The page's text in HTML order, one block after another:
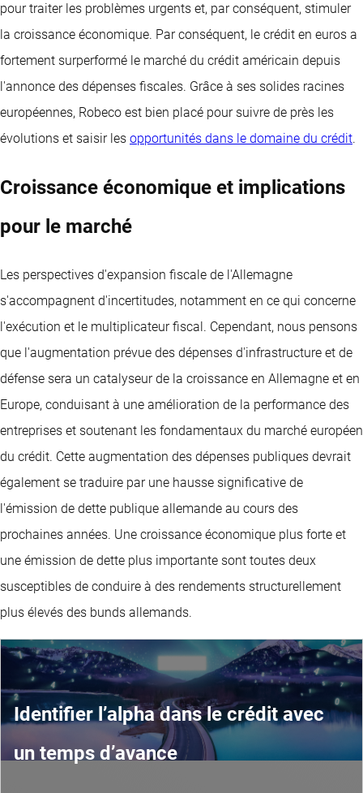
pour traiter les problèmes urgents et, par conséquent, stimuler
la croissance économique. Par conséquent, le crédit en euros a
fortement surperformé le marché du crédit américain depuis
l'annonce des dépenses fiscales. Grâce à ses solides racines
européennes, Robeco est bien placé pour suivre de près les
évolutions et saisir les opportunités dans le domaine du crédit.
Croissance économique et implications
pour le marché
Les perspectives d'expansion fiscale de l'Allemagne
s'accompagnent d'incertitudes, notamment en ce qui concerne
l'exécution et le multiplicateur fiscal. Cependant, nous pensons
que l'augmentation prévue des dépenses d'infrastructure et de
défense sera un catalyseur de la croissance en Allemagne et en
Europe, conduisant à une amélioration de la performance des
entreprises et soutenant les fondamentaux du marché européen
du crédit. Cette augmentation des dépenses publiques devrait
également se traduire par une hausse significative de
l'émission de dette publique allemande au cours des
prochaines années. Une croissance économique plus forte et
une émission de dette plus importante sont toutes deux
susceptibles de conduire à des rendements structurellement
plus élevés des bunds allemands.
Identifier l’alpha dans le crédit avec
un temps d’avance